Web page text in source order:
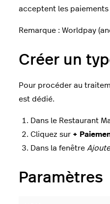
acceptent les
Remarque : Worldpay
Créer un
Pour procéder au
est dédié.
Dans le Restaurant
Cliquez sur +
Dans la fenêtre
Paramètres